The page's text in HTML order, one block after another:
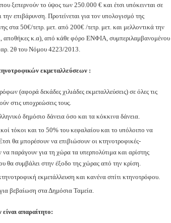
ξεπερνούν το ύψος των 250.000 € και έτσι υπόκεινται σε
επιβάρυνση. Προτείνεται για τον υπολογισμό της
στα 50€/τετρ. μετ. από 200€ /τετρ. μετ. και μελλοντικά την
αποθήκες κ.α), από κάθε φόρο ΕΝΦΙΑ, συμπεριλαμβανομένου
2θ του Νόμου 4223/2013.
εκμεταλλεύσεων :
(αφορά δεκάδες χιλιάδες εκμεταλλεύσεις) σε όλες τις
στις υποχρεώσεις τους.
δημόσιο δάνεια όσο και τα κόκκινα δάνεια.
τόκοι και το 50% του κεφαλαίου και το υπόλοιπο να
θα μπορέσουν να επιβιώσουν οι κτηνοτροφικές-
να παράγουν για τη χώρα τα υπερπολύτιμα και αρίστης
θα συμβάλει στην έξοδο της χώρας από την κρίση.
εκμετάλλευση και κανένα σπίτι κτηνοτρόφου.
βεβαίωση στα Δημόσια Ταμεία.
απαραίτητο: